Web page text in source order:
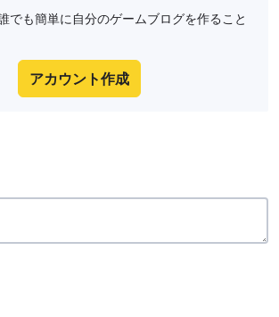
でも簡単に自分のゲームブログを作ること
アカウント作成